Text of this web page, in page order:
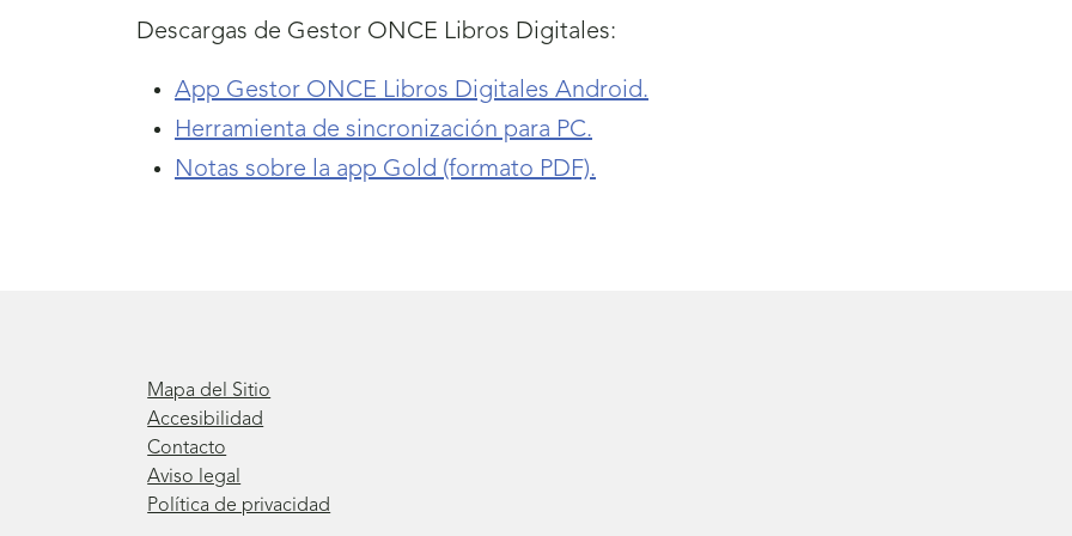
Descargas de Gestor ONCE Libros Digitales:
App Gestor ONCE Libros Digitales Android.
Herramienta de sincronización para PC.
Notas sobre la app Gold (formato PDF).
Mapa del Sitio
Accesibilidad
Contacto
Aviso legal
Política de privacidad